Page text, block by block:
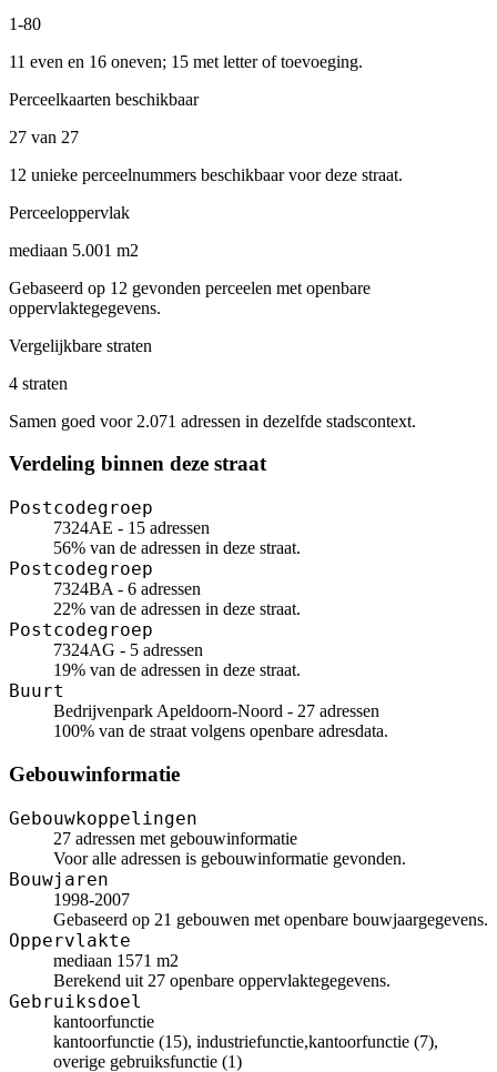
1-80
11 even en 16 oneven; 15 met letter of toevoeging.
Perceelkaarten beschikbaar
27 van 27
12 unieke perceelnummers beschikbaar voor deze straat.
Perceeloppervlak
mediaan 5.001 m2
Gebaseerd op 12 gevonden perceelen met openbare
oppervlaktegegevens.
Vergelijkbare straten
4 straten
Samen goed voor 2.071 adressen in dezelfde stadscontext.
Verdeling binnen deze straat
Postcodegroep
7324AE - 15 adressen
56% van de adressen in deze straat.
Postcodegroep
7324BA - 6 adressen
22% van de adressen in deze straat.
Postcodegroep
7324AG - 5 adressen
19% van de adressen in deze straat.
Buurt
Bedrijvenpark Apeldoorn-Noord - 27 adressen
100% van de straat volgens openbare adresdata.
Gebouwinformatie
Gebouwkoppelingen
27 adressen met gebouwinformatie
Voor alle adressen is gebouwinformatie gevonden.
Bouwjaren
1998-2007
Gebaseerd op 21 gebouwen met openbare bouwjaargegevens.
Oppervlakte
mediaan 1571 m2
Berekend uit 27 openbare oppervlaktegegevens.
Gebruiksdoel
kantoorfunctie
kantoorfunctie (15), industriefunctie,kantoorfunctie (7),
overige gebruiksfunctie (1)